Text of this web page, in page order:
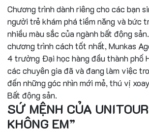
Chương trình dành riêng cho các bạn
người trẻ khám phá tiềm năng và bức
nhiều màu sắc của ngành bất động
chương trình cách tốt nhất, Munkas
4 trường Đại học hàng đầu thành phố
các chuyên gia đã và đang làm việc
đến những góc nhìn mới mẻ, thú vị
Bất động sản.
SỨ MỆNH CỦA
KHÔNG EM”